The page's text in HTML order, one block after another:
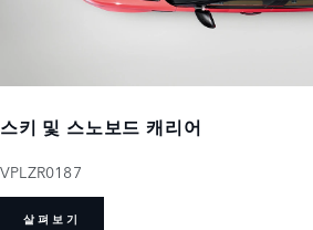
스키 및 스노보드 캐리어
VPLZR0187
살펴보기